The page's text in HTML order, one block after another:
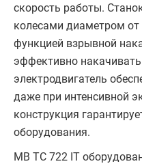
скорость работы.
колесами диаметром
функцией взрывной
эффективно
электродвигатель
даже при интенсивной
конструкция
оборудования.
MB TC 722 IT